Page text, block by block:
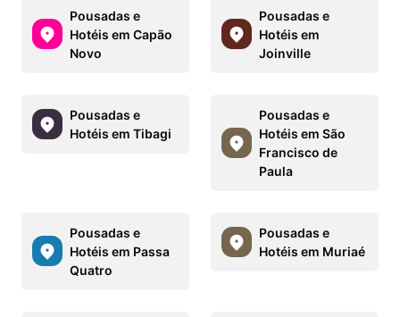
Pousadas e
Hotéis em Capão
Novo
Pousadas e
Hotéis em
Joinville
Pousadas e
Hotéis em Tibagi
Pousadas e
Hotéis em São
Francisco de
Paula
Pousadas e
Hotéis em Passa
Quatro
Pousadas e
Hotéis em Muriaé